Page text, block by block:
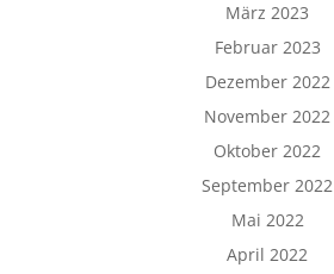
März 2023
Februar 2023
Dezember 2022
November 2022
Oktober 2022
September 2022
Mai 2022
April 2022